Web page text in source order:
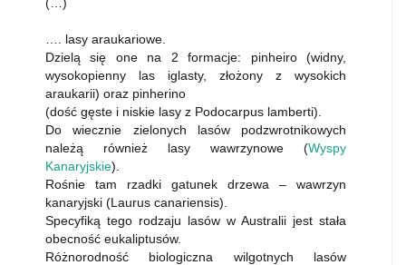
…. lasy araukariowe.
Dzielą się one na 2 formacje: pinheiro (widny,
wysokopienny las iglasty, złożony z wysokich
araukarii) oraz pinherino
(dość gęste i niskie lasy z Podocarpus lamberti).
Do wiecznie zielonych lasów podzwrotnikowych
należą również lasy wawrzynowe (Wyspy
Kanaryjskie).
Rośnie tam rzadki gatunek drzewa – wawrzyn
kanaryjski (Laurus canariensis).
Specyfiką tego rodzaju lasów w Australii jest stała
obecność eukaliptusów.
Różnorodność biologiczna wilgotnych lasów